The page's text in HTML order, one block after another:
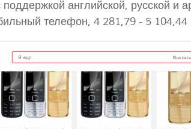
английской, русской и
телефон, 4 281,79 - 5 104,44